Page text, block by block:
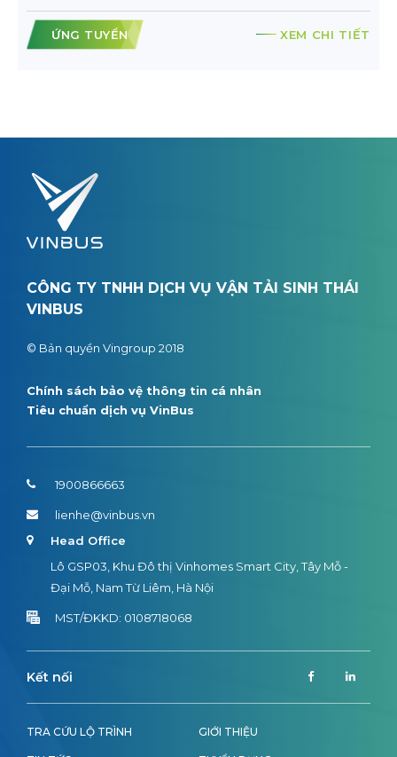
ỨNG TUYỂN XEM CHI TIẾT
CÔNG TY TNHH DỊCH VỤ VẬN TẢI SINH THÁI
VINBUS
© Bản quyền Vingroup 2018
Chính sách bảo vệ thông tin cá nhân
Tiêu chuẩn dịch vụ VinBus
TRA CỨU LỘ TRÌNH GIỚI THIỆU
1900866663
lienhe@vinbus.vn
Head Office
Lô GSP03, Khu Đô thị Vinhomes Smart City, Tây Mỗ -
Đại Mỗ, Nam Từ Liêm, Hà Nội
MST/ĐKKD: 0108718068
Kết nối